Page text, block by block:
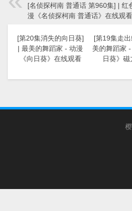
[名侦探柯南 普通话 第960集] | 红
漫《名侦探柯南 普通话》在线观看
[第20集消失的向日葵]
| 最美的舞蹈家 - 动漫
《向日葵》在线观看
[第19集走
美的舞蹈家
日葵》磁